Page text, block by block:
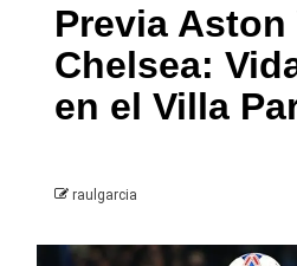
Previa Aston
Chelsea:
en el Villa
raulgarcia